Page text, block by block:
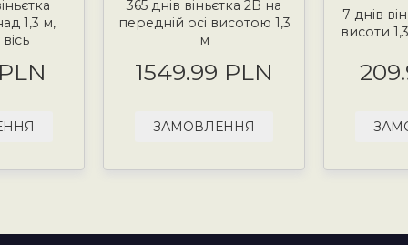
1,3 м,
365 днів віньєтка 2B на
передній осі висотою 1,3
м
1549.99 PLN
ЗАМОВЛЕННЯ
7 днів
висоти